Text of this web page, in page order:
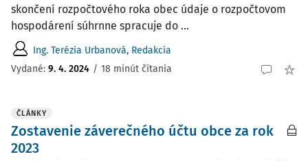
skončení rozpočtového roka obec údaje o rozpočtovom
hospodárení súhrnne spracuje do ...
Ing. Terézia Urbanová, Redakcia
Vydané: 9. 4. 2024 / 18 minút čítania
ČLÁNKY
Zostavenie záverečného účtu obce za rok
2023